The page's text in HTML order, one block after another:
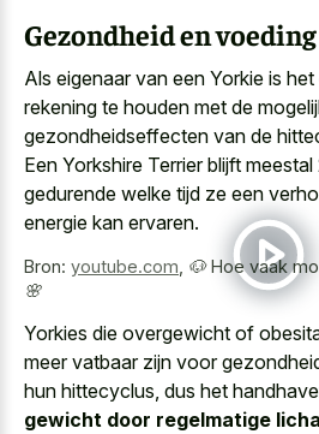
Gezondheid en voeding
Als eigenaar van een Yorkie is
rekening te houden met de
gezondheidseffecten van de
Een Yorkshire Terrier blijft
gedurende welke tijd ze een
energie kan ervaren.
Bron: youtube.com 🐶 Hoe vaak
🌸
Yorkies die overgewicht of
meer vatbaar zijn voor
hun hittecyclus, dus het
gewicht door regelmatige